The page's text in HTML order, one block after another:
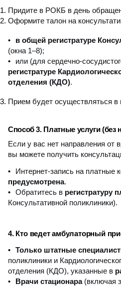
Придите в РОКБ в день
Оформите талон на
в общей регистратуре
(окна 1–8);
или (для сердечно-
регистратуре
отделения (КДО).
Прием будет осуществляться в
Способ 3. Платные услуги (без
Если у вас нет направления от
вы можете получить
Интернет-запись на платные
предусмотрена.
Обратитесь в регистратуру
Консультативной поликлиники).
4. Кто ведет амбулаторный
Только штатные
поликлиники и
отделения (КДО), указанные в
Врачи стационара(включая